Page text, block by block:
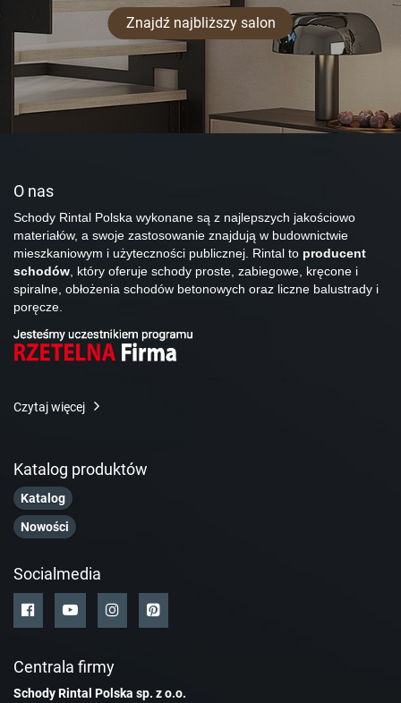
Znajdź najbliższy salon
O nas
Schody Rintal Polska wykonane są z najlepszych jakościowo
materiałów, a swoje zastosowanie znajdują w budownictwie
mieszkaniowym i użyteczności publicznej. Rintal to producent
schodów, który oferuje schody proste, zabiegowe, kręcone i
spiralne, obłożenia schodów betonowych oraz liczne balustrady i
poręcze.
Czytaj więcej
Katalog produktów
Katalog
Nowości
Socialmedia
Centrala firmy
Schody Rintal Polska sp. z o.o.